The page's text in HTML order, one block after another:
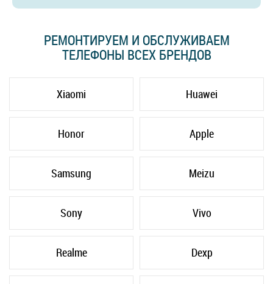
РЕМОНТИРУЕМ И ОБСЛУЖИВАЕМ
ТЕЛЕФОНЫ ВСЕХ БРЕНДОВ
Xiaomi Huawei
Honor Apple
Samsung Meizu
Sony Vivo
Realme Dexp